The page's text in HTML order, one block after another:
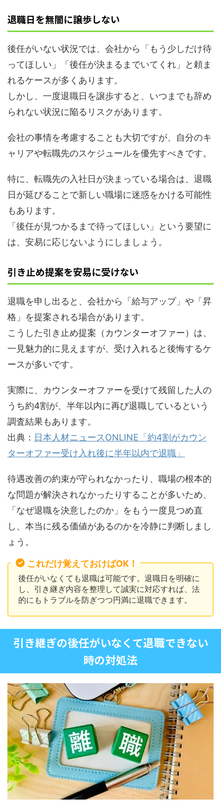
退職日を無闇に譲歩しない
後任がいない状況では、会社から「もう少しだけ待
ってほしい」「後任が決まるまでいてくれ」と頼ま
れるケースが多くあります。
しかし、一度退職日を譲歩すると、いつまでも辞め
られない状況に陥るリスクがあります。
会社の事情を考慮することも大切ですが、自分のキ
ャリアや転職先のスケジュールを優先すべきです。
特に、転職先の入社日が決まっている場合は、退職
日が延びることで新しい職場に迷惑をかける可能性
もあります。
「後任が見つかるまで待ってほしい」という要望に
は、安易に応じないようにしましょう。
引き止め提案を安易に受けない
退職を申し出ると、会社から「給与アップ」や「昇
格」を提案される場合があります。
こうした引き止め提案（カウンターオファー）は、
一見魅力的に見えますが、受け入れると後悔するケ
ースが多いです。
実際に、カウンターオファーを受けて残留した人の
うち約4割が、半年以内に再び退職しているという
調査結果もあります。
出典： 日本人材ニュースONLINE「約4割がカウン
ターオファー受け入れ後に半年以内で退職」
待遇改善の約束が守られなかったり、職場の根本的
な問題が解決されなかったりすることが多いため、
「なぜ退職を決意したのか」をもう一度見つめ直
し、本当に残る価値があるのかを冷静に判断しまし
ょう。
これだけ覚えておけばOK！
後任がいなくても退職は可能です。退職日を明確に
し、引き継ぎ内容を整理して誠実に対応すれば、法
的にもトラブルを防ぎつつ円満に退職できます。
引き継ぎの後任がいなくて退職できない
時の対処法